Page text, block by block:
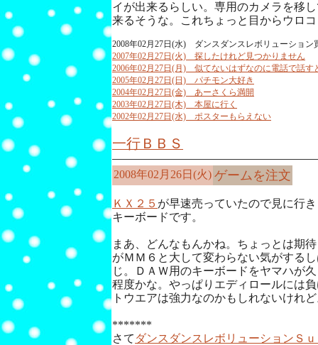
イが出来るらしい。専用のカメラを移
来るそうな。これちょっと目からウロ
2008年02月27日(水) ダンスダンスレボリューション
2007年02月27日(火) 探したけれど見つかりません
2006年02月27日(月) 似てないはずなのに電話で話す
2005年02月27日(日) パチモン大好き
2004年02月27日(金) あーさくら満開
2003年02月27日(木) 本屋に行く
2002年02月27日(水) ポスターもらえない
一行ＢＢＳ
2008年02月26日(火) ゲームを注文
ＫＸ２５ が早速売っていたので見に行
キーボードです。
まあ、どんなもんかね。ちょっとは期
がＭＭ６と大して変わらない気がする
じ。ＤＡＷ用のキーボードをヤマハが
程度かな。やっぱりエディロールには
トウエアは強力なのかもしれないけれ
*******
さて ダンスダンスレボリューションＳ